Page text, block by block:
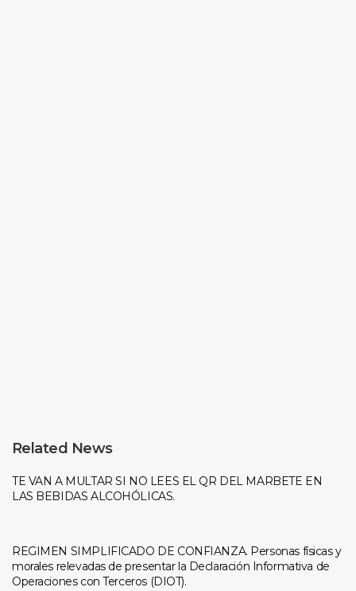
Related News
TE VAN A MULTAR SI NO LEES EL QR DEL MARBETE EN
LAS BEBIDAS ALCOHÓLICAS.
REGIMEN SIMPLIFICADO DE CONFIANZA. Personas físicas y
morales relevadas de presentar la Declaración Informativa de
Operaciones con Terceros (DIOT).